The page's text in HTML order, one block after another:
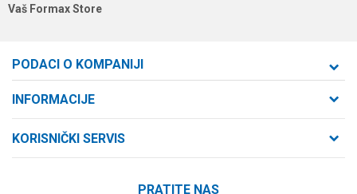
Vaš Formax Store
PODACI O KOMPANIJI
Cara Dušana 47
INFORMACIJE
KORISNIČKI SERVIS
PRATITE NAS